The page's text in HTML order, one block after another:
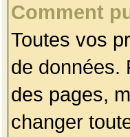
Comment
Toutes vos
de données.
des pages,
changer